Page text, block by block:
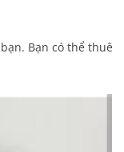
Bạn có thể thuê